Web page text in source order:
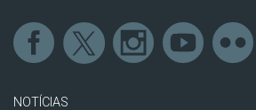
NOTÍCIAS